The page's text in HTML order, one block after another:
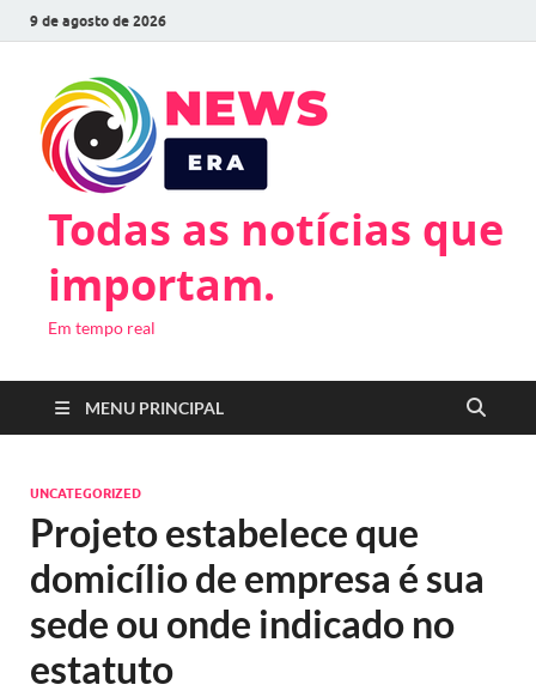
9 de agosto de 2026
Todas as notícias que
importam.
Em tempo real
MENU PRINCIPAL
UNCATEGORIZED
Projeto estabelece que
domicílio de empresa é sua
sede ou onde indicado no
estatuto